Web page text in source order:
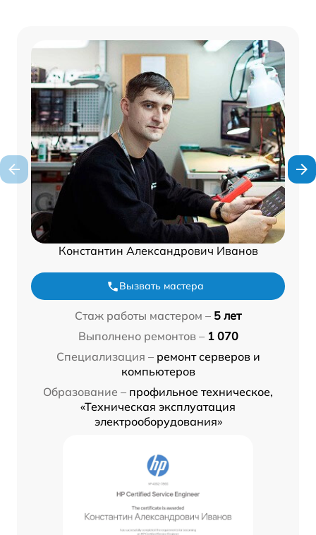
Константин Александрович Иванов
Вызвать мастера
Стаж работы мастером – 5 лет
Выполнено ремонтов – 1 070
Специализация – ремонт серверов и
компьютеров
Образование – профильное техническое,
«Техническая эксплуатация
электрооборудования»